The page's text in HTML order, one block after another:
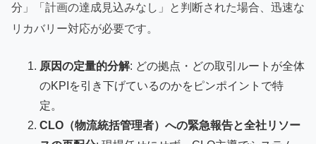
分」「計画の達成見込みなし」と判断された場合、迅速な
リカバリー対応が必要です。
原因の定量的分解: どの拠点・どの取引ルートが全体
のKPIを引き下げているのかをピンポイントで特
定。
CLO（物流統括管理者）への緊急報告と全社リソー